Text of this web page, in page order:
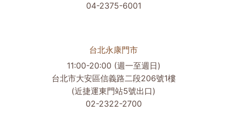
04-2375-6001
台北永康門市
11:00-20:00 (週一至週日)
台北市大安區信義路二段206號1樓
(近捷運東門站5號出口)
02-2322-2700